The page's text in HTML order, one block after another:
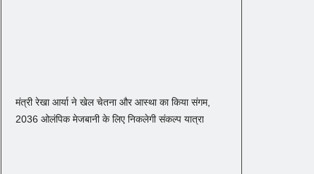
मंत्री रेखा आर्या ने खेल चेतना और आस्था का किया संगम,
2036 ओलंपिक मेजबानी के लिए निकलेगी संकल्प यात्रा